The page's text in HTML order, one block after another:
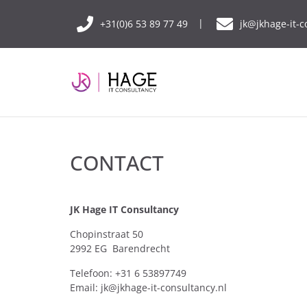
+31(0)6 53 89 77 49 jk@jkhage-it-
CONTACT
JK Hage IT Consultancy
Chopinstraat 50
2992 EG Barendrecht
Telefoon: +31 6 53897749
Email: jk@jkhage-it-consultancy.nl